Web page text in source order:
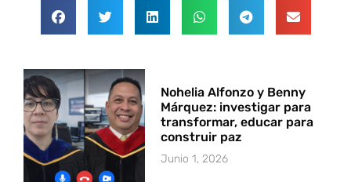
Nohelia Alfonzo y Benny
Márquez: investigar para
transformar, educar para
construir paz
Junio 1, 2026